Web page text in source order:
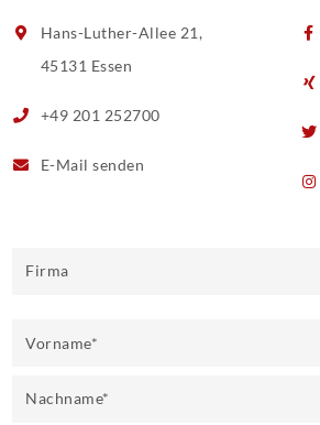
Hans-Luther-Allee 21,
45131 Essen
+49 201 252700
E-Mailsenden
Firma
Vorname*
Nachname*